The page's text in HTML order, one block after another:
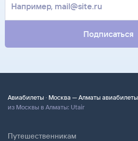
Подписаться
Авиабилеты · Москва — Алматы авиабилеты
из Москвы в Алматы: Utair
Путешественникам